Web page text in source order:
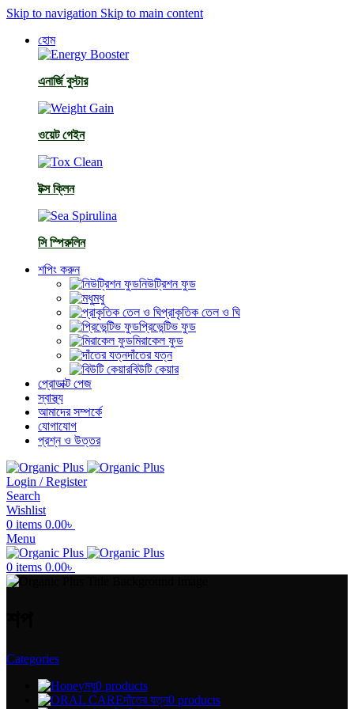
Skip to navigation Skip to main content
হোম
এনার্জি বুস্টার
ওয়েট গেইন
টক্স ক্লিন
সি স্পিরুলিন
শপিং করুন
নিউট্রিশন ফুড
মধু
প্রাকৃতিক তেল ও ঘি
প্রিভেন্টিভ ফুড
মিরাকেল ফুড
দাঁতের যত্ন
বিউটি কেয়ার
প্রোডাক্ট পেজ
স্বাস্থ্য
আমাদের সম্পর্কে
যোগাযোগ
প্রশ্ন ও উত্তর
Login / Register
Search
Wishlist
0 items 0.00৳
Menu
0 items 0.00৳
Categories
মধু0 products
দাঁতের যত্ন0 products